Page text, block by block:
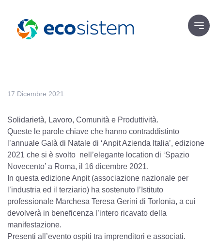
17 Dicembre 2021
Solidarietà, Lavoro, Comunità e Produttività.
Queste le parole chiave che hanno contraddistinto
l’annuale Galà di Natale di ‘Anpit Azienda Italia’, edizione
2021 che si è svolto nell’elegante location di ‘Spazio
Novecento’ a Roma, il 16 dicembre 2021.
In questa edizione Anpit (associazione nazionale per
l’industria ed il terziario) ha sostenuto l’Istituto
professionale Marchesa Teresa Gerini di Torlonia, a cui
devolverà in beneficenza l’intero ricavato della
manifestazione.
Presenti all’evento ospiti tra imprenditori e associati.